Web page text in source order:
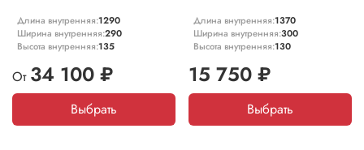
Длина внутренняя:1290
Ширина внутренняя:290
Высота внутренняя:135
От 34 100 ₽
Выбрать
Длина внутренняя:1370
Ширина внутренняя:300
Высота внутренняя:130
15 750 ₽
Выбрать